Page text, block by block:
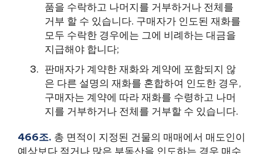
품을 수락하고 나머지를 거부하거나 전체를
거부 할 수 있습니다. 구매자가 인도된 재화를
모두 수락한 경우에는 그에 비례하는 대금을
지급해야 합니다;
판매자가 계약한 재화와 계약에 포함되지 않
은 다른 설명의 재화를 혼합하여 인도한 경우,
구매자는 계약에 따라 재화를 수령하고 나머
지를 거부하거나 전체를 거부할 수 있습니다.
466조. 총 면적이 지정된 건물의 매매에서 매도인이
예상보다 적거나 많은 부동산을 인도하는 경우 매수